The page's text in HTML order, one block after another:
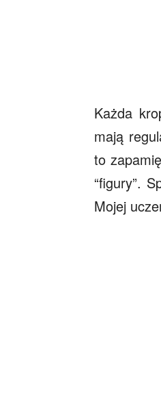
Każda
mają
to
“figury”.
Mojej